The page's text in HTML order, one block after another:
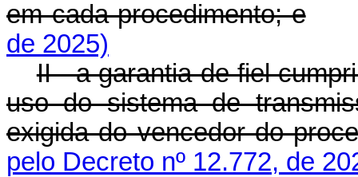
em cada procedimento; e
de 2025)
II - a garantia de fiel
uso do sistema de
exigida do vencedor do
pelo Decreto nº 12.772, de